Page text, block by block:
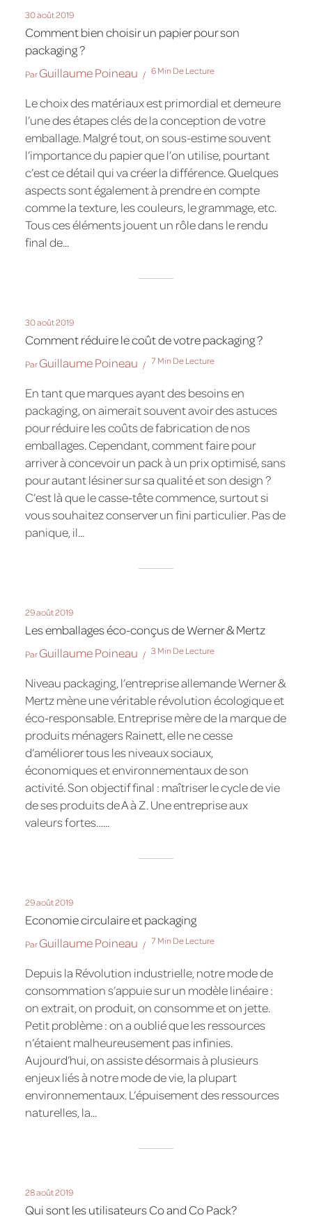
30 août 2019
Comment bien choisir un papier pour son
packaging ?
ParGuillaume Poineau 6 Min De Lecture
Le choix des matériaux est primordial et demeure
l’une des étapes clés de la conception de votre
emballage. Malgré tout, on sous-estime souvent
l’importance du papier que l’on utilise, pourtant
c’est ce détail qui va créer la différence. Quelques
aspects sont également à prendre en compte
comme la texture, les couleurs, le grammage, etc.
Tous ces éléments jouent un rôle dans le rendu
final de...
30 août 2019
Comment réduire le coût de votre packaging ?
ParGuillaume Poineau 7 Min De Lecture
En tant que marques ayant des besoins en
packaging, on aimerait souvent avoir des astuces
pour réduire les coûts de fabrication de nos
emballages. Cependant, comment faire pour
arriver à concevoir un pack à un prix optimisé, sans
pour autant lésiner sur sa qualité et son design ?
C’est là que le casse-tête commence, surtout si
vous souhaitez conserver un fini particulier. Pas de
panique, il...
29 août 2019
Les emballages éco-conçus de Werner & Mertz
ParGuillaume Poineau 3 Min De Lecture
Niveau packaging, l’entreprise allemande Werner &
Mertz mène une véritable révolution écologique et
éco-responsable. Entreprise mère de la marque de
produits ménagers Rainett, elle ne cesse
d’améliorer tous les niveaux sociaux,
économiques et environnementaux de son
activité. Son objectif final : maîtriser le cycle de vie
de ses produits de A à Z. Une entreprise aux
valeurs fortes…...
29 août 2019
Economie circulaire et packaging
ParGuillaume Poineau 7 Min De Lecture
Depuis la Révolution industrielle, notre mode de
consommation s’appuie sur un modèle linéaire :
on extrait, on produit, on consomme et on jette.
Petit problème : on a oublié que les ressources
n’étaient malheureusement pas infinies.
Aujourd’hui, on assiste désormais à plusieurs
enjeux liés à notre mode de vie, la plupart
environnementaux. L’épuisement des ressources
naturelles, la...
28 août 2019
Qui sont les utilisateurs Co and Co Pack?